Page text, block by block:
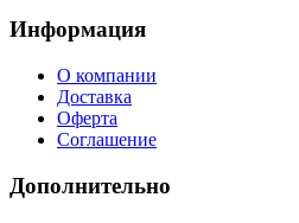
Информация
О компании
Доставка
Оферта
Соглашение
Дополнительно